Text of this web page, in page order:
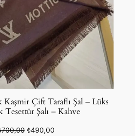
Çift Taraflı Şal – Lüks
Tesettür Şalı – Kahve
700,00 Orijinal
₺490,00Şu